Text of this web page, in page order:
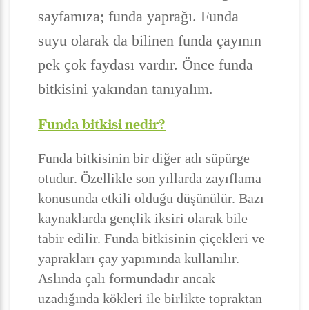
sayfamıza; funda yaprağı. Funda
suyu olarak da bilinen funda çayının
pek çok faydası vardır. Önce funda
bitkisini yakından tanıyalım.
Funda bitkisi nedir?
Funda bitkisinin bir diğer adı süpürge
otudur. Özellikle son yıllarda zayıflama
konusunda etkili olduğu düşünülür. Bazı
kaynaklarda gençlik iksiri olarak bile
tabir edilir. Funda bitkisinin çiçekleri ve
yaprakları çay yapımında kullanılır.
Aslında çalı formundadır ancak
uzadığında kökleri ile birlikte topraktan